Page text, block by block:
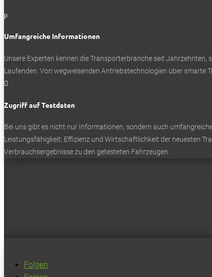
p
Umfangreiche Informationen
Unsere Experten kennen die Transporterbranche seit
Laufenden. Von wegweisenden Antriebstechnologien über smarte

Zugriff auf Testdaten
Bei uns gibt es nicht nur Informationen, sondern auch
Leistungsfähigkeit, Effizienz und Wirtschaftlichkeit der neuesten
Verbrauchsergebnisse zu den getesteten Fahrzeugen.
Folgen